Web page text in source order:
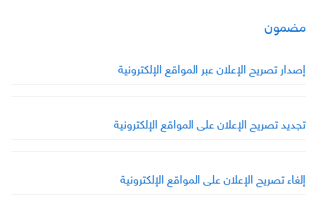
مضمون
إصدار تصريح الإعلان عبر المواقع الإلكترونية
تجديد تصريح الإعلان على المواقع الإلكترونية
إلغاء تصريح الإعلان على المواقع الإلكترونية